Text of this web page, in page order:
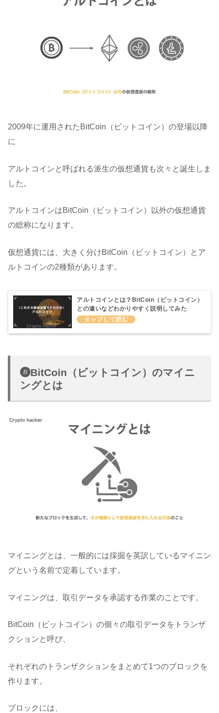
2009年に運用されたBitCoin（ビットコイン）の登場以降
に
アルトコインと呼ばれる派生の仮想通貨も次々と誕生しま
した。
アルトコインはBitCoin（ビットコイン）以外の仮想通貨
の総称になります。
仮想通貨には、大きく分けBitCoin（ビットコイン）とア
ルトコインの2種類があります。
アルトコインとは？BitCoin（ビットコイン）
との違いなどわかりやすく説明してみた
BitCoin（ビットコイン）のマイニ
ングとは
マイニングとは、一般的には採掘を英訳しているマイニン
グという名前で定着しています。
マイニングは、取引データを承認する作業のことです。
BitCoin（ビットコイン）の個々の取引データをトランザ
クションと呼び、
それぞれのトランザクションをまとめて1つのブロックを
作ります。
ブロックには、